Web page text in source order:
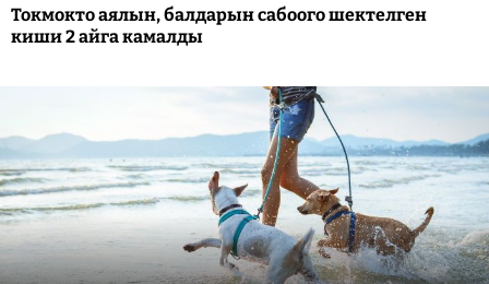
Токмокто аялын, балдарын сабоого шектелген
киши 2 айга камалды